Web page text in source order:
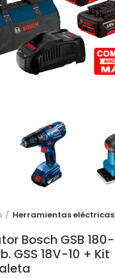
Herramientas eléctricas
Bosch GSB 180-
GSS 18V-10 + Kit